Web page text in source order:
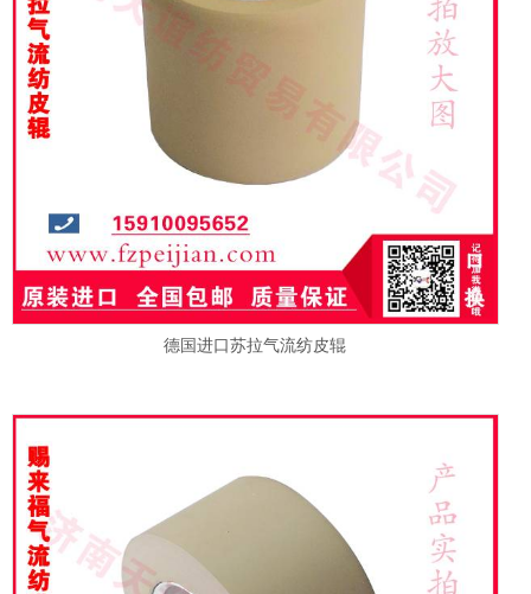
德国进口苏拉气流纺皮辊